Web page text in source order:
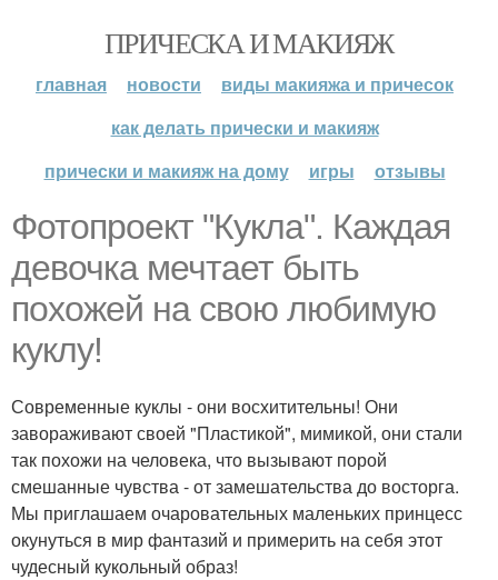
ПРИЧЕСКА И МАКИЯЖ
главная новости
виды макияжа и причесок
как делать прически и макияж
прически и макияж на дому
игры отзывы
Фотопроект "Кукла". Каждая
девочка мечтает быть
похожей на свою любимую
куклу!
Современные куклы - они восхитительны! Они
завораживают своей "Пластикой", мимикой, они стали
так похожи на человека, что вызывают порой
смешанные чувства - от замешательства до восторга.
Мы приглашаем очаровательных маленьких принцесс
окунуться в мир фантазий и примерить на себя этот
чудесный кукольный образ!